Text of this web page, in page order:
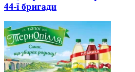
44-ї бригади